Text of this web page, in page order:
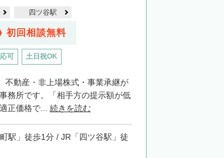
四ツ谷駅
初回相談無料
可 土日祝OK
不動産・非上場株式・事業承継が
務所です。「相手方の提示額が低
正価格で... 続きを読む
駅」徒歩1分 / JR「四ツ谷駅」徒